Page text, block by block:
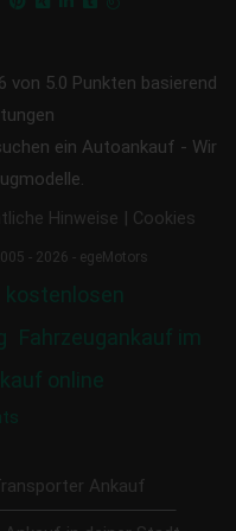
von 5.0 Punkten basierend
ein Autoankauf - Wir
Hinweise | Cookies
- 2026 - egeMotors
kostenlosen
Fahrzeugankauf im
online
Ankauf